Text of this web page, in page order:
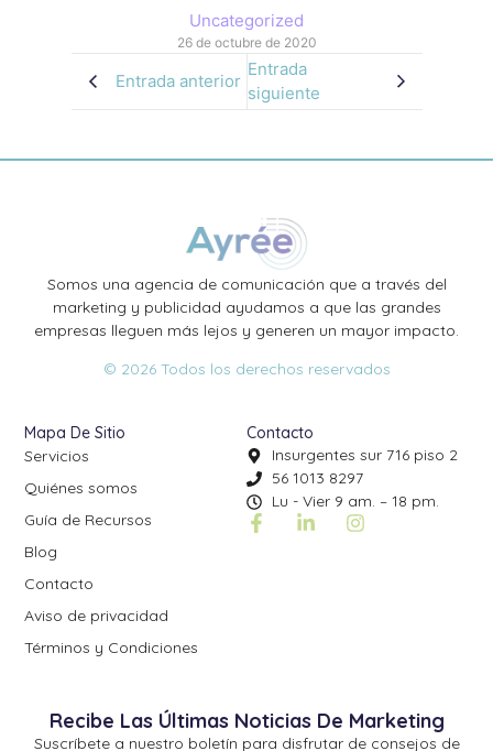
Uncategorized
26 de octubre de 2020
Entrada anterior
Entrada
siguiente
Somos una agencia de comunicación que a través del
marketing y publicidad ayudamos a que las grandes
empresas lleguen más lejos y generen un mayor impacto.
© 2026 Todos los derechos reservados
Mapa De Sitio
Servicios
Quiénes somos
Guía de Recursos
Blog
Contacto
Aviso de privacidad
Términos y Condiciones
Contacto
Insurgentes sur 716 piso 2
56 1013 8297
Lu - Vier 9 am. – 18 pm.
Recibe Las Últimas Noticias De Marketing
Suscríbete a nuestro boletín para disfrutar de consejos de